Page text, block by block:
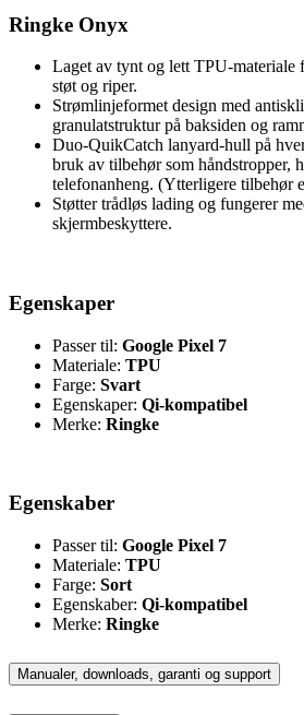
Ringke Onyx
Laget av tynt og lett TPU-materiale
støt og riper.
Strømlinjeformet design med
granulatstruktur på baksiden og
Duo-QuikCatch lanyard-hull på
bruk av tilbehør som håndstropper,
telefonanheng. (Ytterligere tilbehør
Støtter trådløs lading og fungerer
skjermbeskyttere.
Egenskaper
Passer til: Google Pixel 7
Materiale: TPU
Farge: Svart
Egenskaper: Qi-kompatibel
Merke: Ringke
Egenskaber
Passer til: Google Pixel 7
Materiale: TPU
Farge: Sort
Egenskaber: Qi-kompatibel
Merke: Ringke
Manualer, downloads, garanti og support